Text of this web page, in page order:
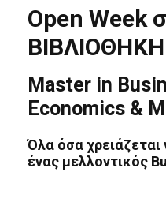
Open Week
ΒΙΒΛΙΟΘΗΚΗ
Master in
Economics &
Όλα όσα χρειάζεται
ένας μελλοντικός